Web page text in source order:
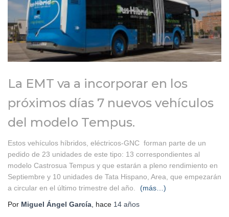
La EMT va a incorporar en los
próximos días 7 nuevos vehículos
del modelo Tempus.
Estos vehículos híbridos, eléctricos-GNC forman parte de un
pedido de 23 unidades de este tipo: 13 correspondientes al
modelo Castrosua Tempus y que estarán a pleno rendimiento en
Septiembre y 10 unidades de Tata Hispano, Area, que empezarán
a circular en el último trimestre del año.
(más…)
Por Miguel Ángel García, hace 14 años